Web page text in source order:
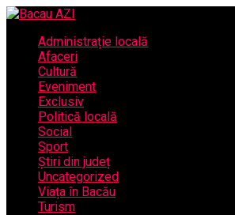
Administrație locală
Afaceri
Cultură
Eveniment
Exclusiv
Politică locală
Social
Sport
Știri din județ
Uncategorized
Viața în Bacău
Turism